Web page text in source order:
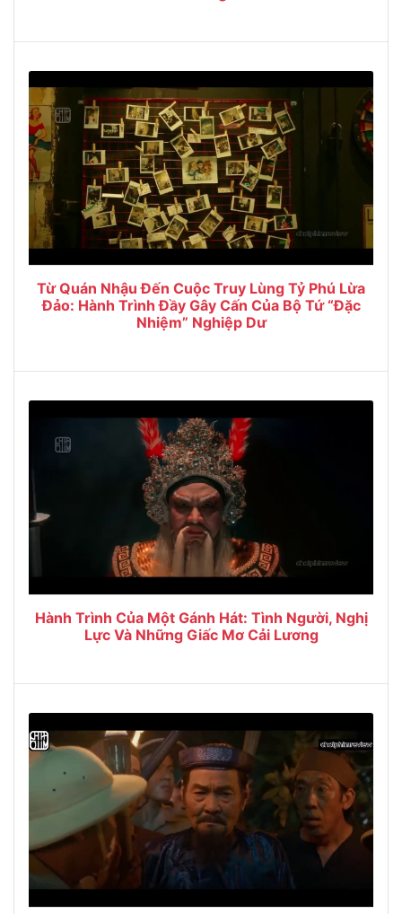
Từ Quán Nhậu Đến Cuộc Truy Lùng Tỷ Phú Lừa
Đảo: Hành Trình Đầy Gây Cấn Của Bộ Tứ “Đặc
Nhiệm” Nghiệp Dư
Hành Trình Của Một Gánh Hát: Tình Người, Nghị
Lực Và Những Giấc Mơ Cải Lương